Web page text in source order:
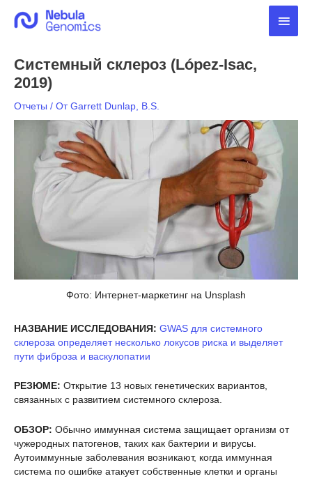
содержимому
Системный склероз (López-Isac,
2019)
Отчеты / ОтGarrett Dunlap, B.S.
Фото: Интернет-маркетинг на Unsplash
НАЗВАНИЕ ИССЛЕДОВАНИЯ: GWAS для системного
склероза определяет несколько локусов риска и выделяет
пути фиброза и васкулопатии
РЕЗЮМЕ: Открытие 13 новых генетических вариантов,
связанных с развитием системного склероза.
ОБЗОР: Обычно иммунная система защищает организм от
чужеродных патогенов, таких как бактерии и вирусы.
Аутоиммунные заболевания возникают, когда иммунная
система по ошибке атакует собственные клетки и органы